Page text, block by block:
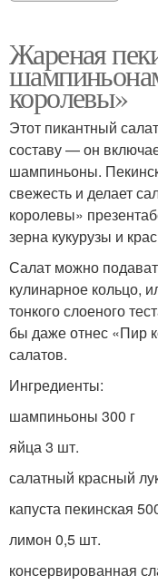
Жареная
королевы»
Этот пикантный
составу — он
шампиньоны.
свежесть и делает
королевы»
зерна кукурузы и
Салат можно
кулинарное кольцо,
тонкого слоеного
бы даже отнес «Пир
салатов.
Ингредиенты:
шампиньоны 300 г
яйца 3 шт.
салатный красный
капуста пекинская
лимон 0,5 шт.
консервированная